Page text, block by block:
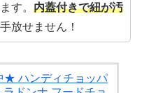
す。 内蓋付きで紐が汚
放せません！
★ ハンディチョッパ